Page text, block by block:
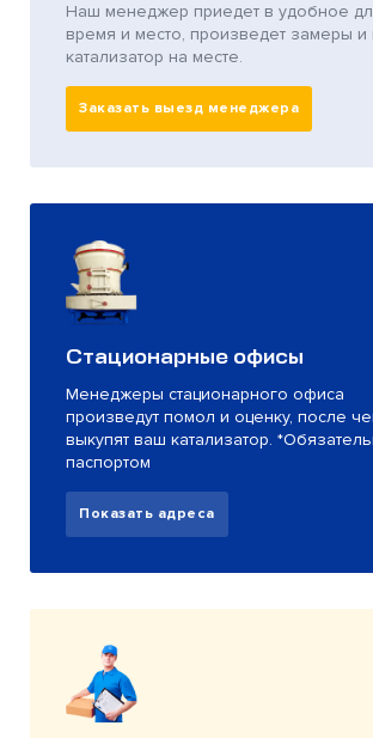
Наш менеджер приедет в удобное
время и место, произведет замеры и
катализатор на месте.
Заказать выезд менеджера
Стационарные офисы
Менеджеры стационарного офиса
произведут помол и оценку, после
выкупят ваш катализатор.
паспортом
Показать адреса